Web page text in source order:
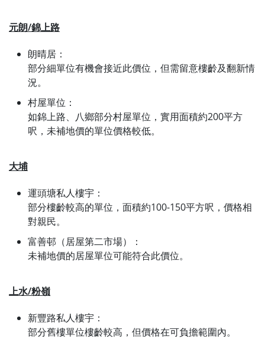
元朗/錦上路
朗晴居：
部分細單位有機會接近此價位，但需留意樓齡及翻新情
況。
村屋單位：
如錦上路、八鄉部分村屋單位，實用面積約200平方
呎，未補地價的單位價格較低。
大埔
運頭塘私人樓宇：
部分樓齡較高的單位，面積約100-150平方呎，價格相
對親民。
富善邨（居屋第二市場）：
未補地價的居屋單位可能符合此價位。
上水/粉嶺
新豐路私人樓宇：
部分舊樓單位樓齡較高，但價格在可負擔範圍內。